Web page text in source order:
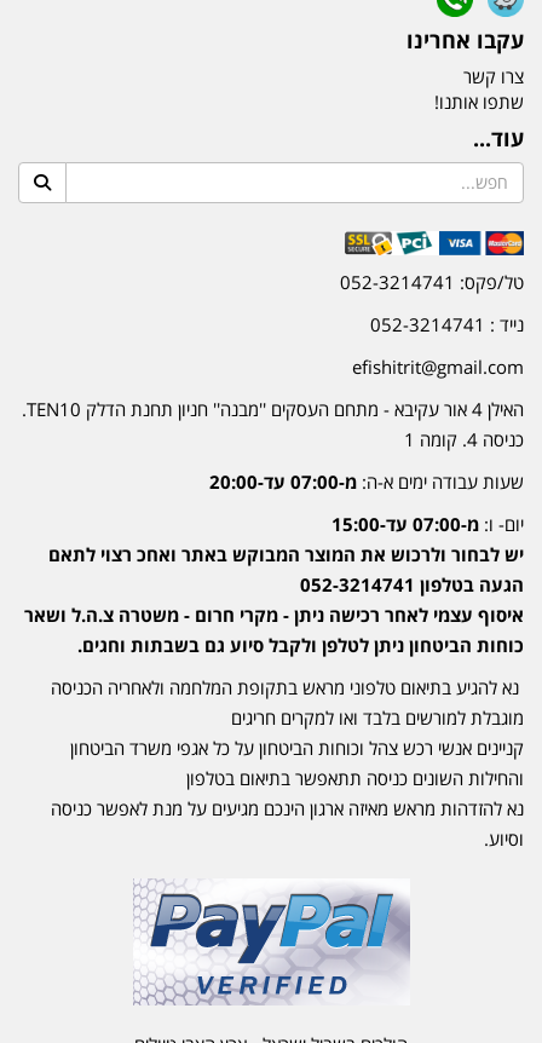
עקבו אחרינו
צרו קשר
שתפו אותנו!
עוד...
טל/פקס: 052-3214741
נייד : 052-3214741
efishitrit@gmail.com
האילן 4 אור עקיבא - מתחם העסקים ''מבנה'' חניון תחנת הדלק TEN10.
כניסה 4. קומה 1
שעות עבודה ימים א-ה: מ-07:00 עד-20:00
יום- ו: מ-07:00 עד-15:00
יש לבחור ולרכוש את המוצר המבוקש באתר ואחכ רצוי לתאם
הגעה בטלפון 052-3214741
איסוף עצמי לאחר רכישה ניתן - מקרי חרום - משטרה צ.ה.ל ושאר
כוחות הביטחון ניתן לטלפן ולקבל סיוע גם בשבתות וחגים.
נא להגיע בתיאום טלפוני מראש בתקופת המלחמה ולאחריה הכניסה
מוגבלת למורשים בלבד ואו למקרים חריגים
קניינים אנשי רכש צהל וכוחות הביטחון על כל אגפי משרד הביטחון
והחילות השונים כניסה תתאפשר בתיאום בטלפון
נא להזדהות מראש מאיזה ארגון הינכם מגיעים על מנת לאפשר כניסה
וסיוע.